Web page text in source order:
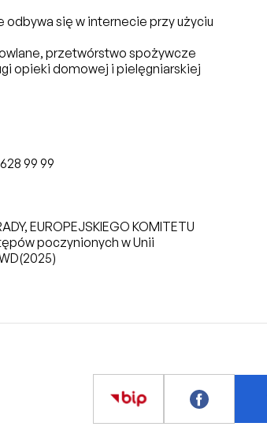
odbywa się w internecie przy użyciu
przetwórstwo spożywcze
opieki domowej i pielęgniarskiej
99 99
EUROPEJSKIEGO KOMITETU
poczynionych w Unii